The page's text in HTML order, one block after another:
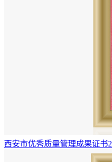
西安市优秀质量管理成果证书2